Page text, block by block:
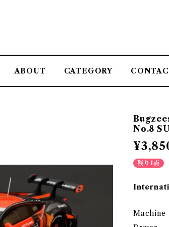
ABOUT CATEGORY
No.8
残り1点
Machine